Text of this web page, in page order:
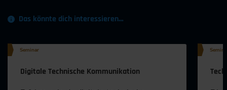
Das könnte dich interessieren…
Seminar
Digitale Technische Kommunikation